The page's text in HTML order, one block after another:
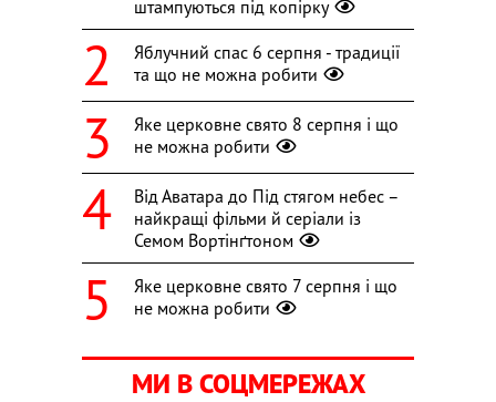
штампуються під копірку
Яблучний спас 6 серпня - традиції
та що не можна робити
Яке церковне свято 8 серпня і що
не можна робити
Від Аватара до Під стягом небес –
найкращі фільми й серіали із
Семом Вортінґтоном
Яке церковне свято 7 серпня і що
не можна робити
МИ В СОЦМЕРЕЖАХ